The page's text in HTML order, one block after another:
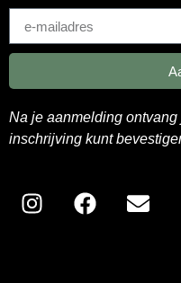
Na je aanmelding
inschrijving kunt